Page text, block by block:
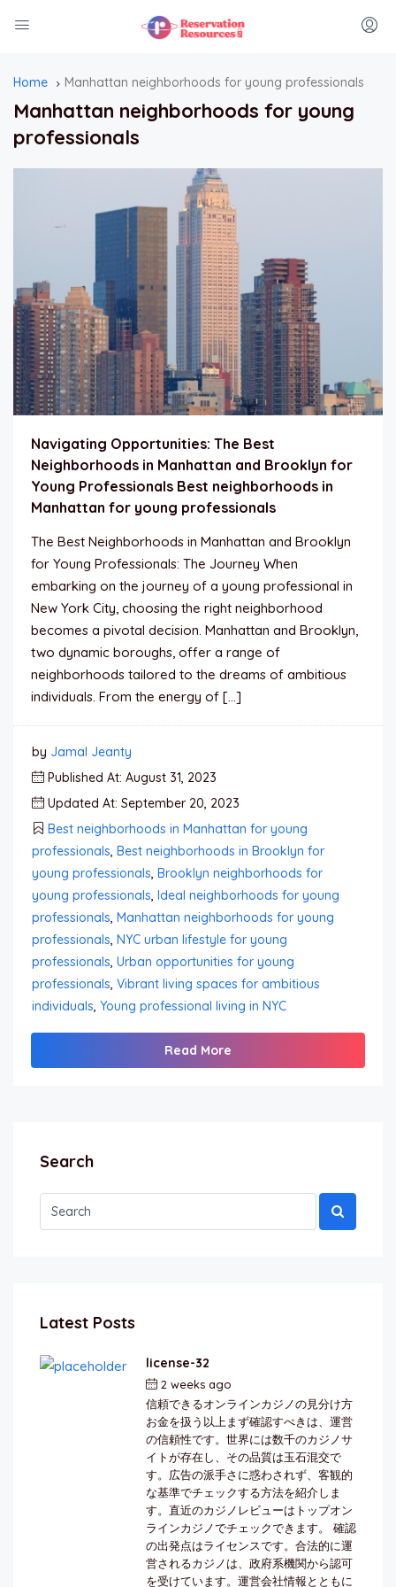
Home Manhattan neighborhoods for young professionals
Manhattan neighborhoods for young
professionals
Navigating Opportunities: The Best
Neighborhoods in Manhattan and Brooklyn for
Young Professionals Best neighborhoods in
Manhattan for young professionals
The Best Neighborhoods in Manhattan and Brooklyn
for Young Professionals: The Journey When
embarking on the journey of a young professional in
New York City, choosing the right neighborhood
becomes a pivotal decision. Manhattan and Brooklyn,
two dynamic boroughs, offer a range of
neighborhoods tailored to the dreams of ambitious
individuals. From the energy of […]
by Jamal Jeanty
Published At: August 31, 2023
Updated At: September 20, 2023
Best neighborhoods in Manhattan for young
professionals, Best neighborhoods in Brooklyn for
young professionals, Brooklyn neighborhoods for
young professionals, Ideal neighborhoods for young
professionals, Manhattan neighborhoods for young
professionals, NYC urban lifestyle for young
professionals, Urban opportunities for young
professionals, Vibrant living spaces for ambitious
individuals, Young professional living in NYC
Read More
Search
Latest Posts
license-32
2 weeks ago
信頼できるオンラインカジノの見分け方
お金を扱う以上まず確認すべきは、運営
の信頼性です。世界には数千のカジノサ
イトが存在し、その品質は玉石混交で
す。広告の派手さに惑わされず、客観的
な基準でチェックする方法を紹介しま
す。直近のカジノレビューはトップオン
ラインカジノでチェックできます。 確認
の出発点はライセンスです。合法的に運
営されるカジノは、政府系機関から認可
を受けています。運営会社情報とともに